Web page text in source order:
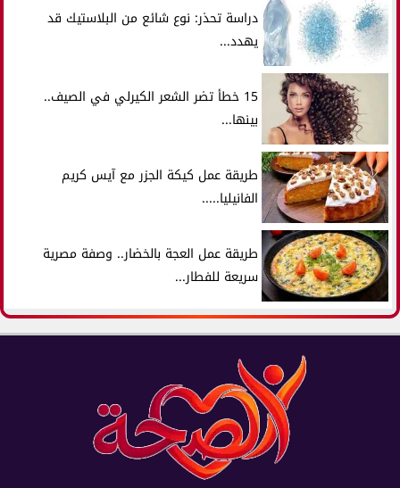
دراسة تحذر: نوع شائع من البلاستيك قد
يهدد...
15 خطأ تضر الشعر الكيرلي في الصيف..
بينها...
طريقة عمل كيكة الجزر مع آيس كريم
الفانيليا.....
طريقة عمل العجة بالخضار.. وصفة مصرية
سريعة للفطار...